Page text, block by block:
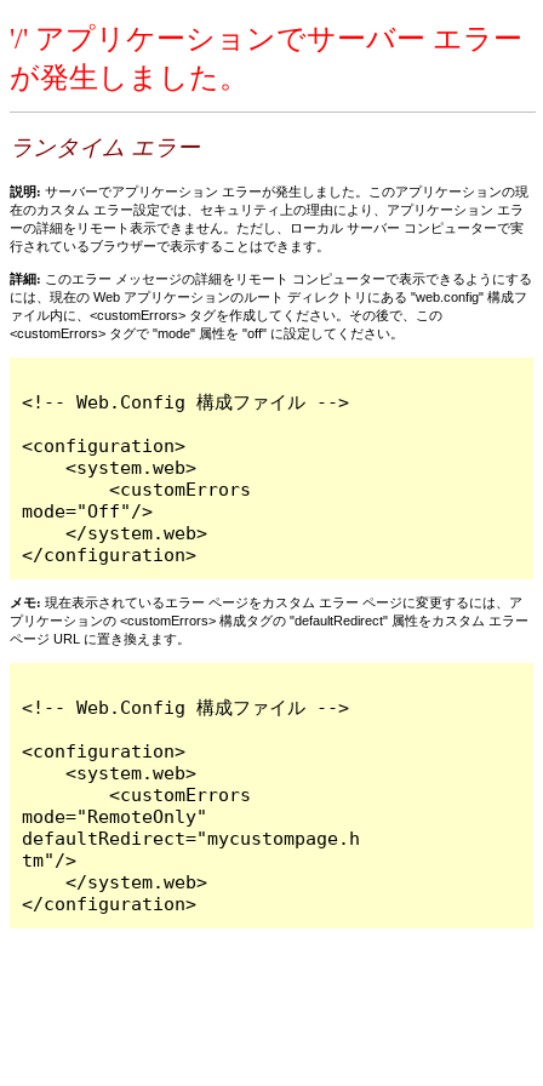
'/' アプリケーションでサーバー エラー
が発生しました。
ランタイム エラー
説明: サーバーでアプリケーション エラーが発生しました。このアプリケーションの現
在のカスタム エラー設定では、セキュリティ上の理由により、アプリケーション エラ
ーの詳細をリモート表示できません。ただし、ローカル サーバー コンピューターで実
行されているブラウザーで表示することはできます。
詳細: このエラー メッセージの詳細をリモート コンピューターで表示できるようにする
には、現在の Web アプリケーションのルート ディレクトリにある "web.config" 構成フ
ァイル内に、<customErrors> タグを作成してください。その後で、この
<customErrors> タグで "mode" 属性を "off" に設定してください。
<!-- Web.Config 構成ファイル -->
<configuration>
    <system.web>
        <customErrors
mode="Off"/>
    </system.web>
</configuration>
メモ: 現在表示されているエラー ページをカスタム エラー ページに変更するには、ア
プリケーションの <customErrors> 構成タグの "defaultRedirect" 属性をカスタム エラー
ページ URL に置き換えます。
<!-- Web.Config 構成ファイル -->
<configuration>
    <system.web>
        <customErrors
mode="RemoteOnly"
defaultRedirect="mycustompage.h
tm"/>
    </system.web>
</configuration>